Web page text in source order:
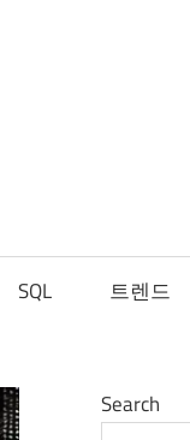
SQL 트렌드
Search